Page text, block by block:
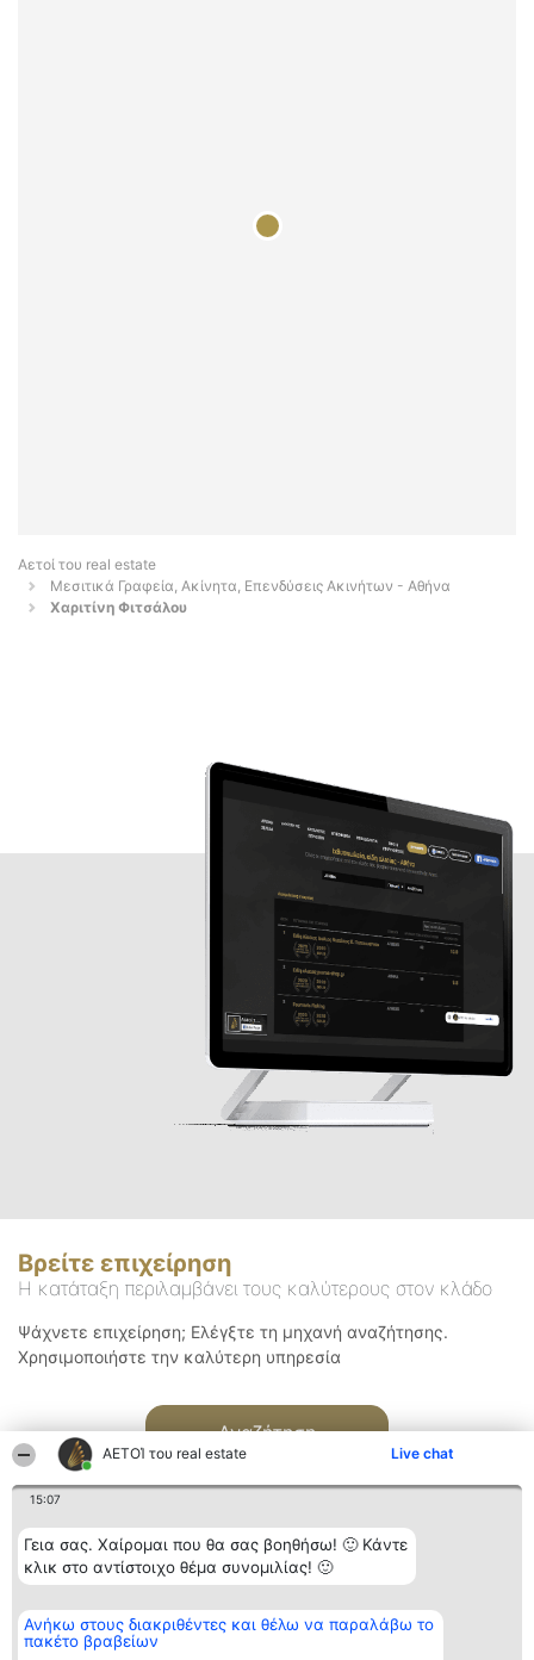
ΑΕΤΟΊ του real estate Live chat
15:07
Γεια σας. Χαίρομαι που θα σας βοηθήσω! 🙂 Κάντε
κλικ στο αντίστοιχο θέμα συνομιλίας! 🙂
Ανήκω στους διακριθέντες και θέλω να παραλάβω το
πακέτο βραβείων
Αετοί του real estate
Μεσιτικά Γραφεία, Ακίνητα, Επενδύσεις Ακινήτων - Αθήνα
Χαριτίνη Φιτσάλου
Βρείτε επιχείρηση
Η κατάταξη περιλαμβάνει τους καλύτερους στον κλάδο
Ψάχνετε επιχείρηση; Ελέγξτε τη μηχανή αναζήτησης.
Χρησιμοποιήστε την καλύτερη υπηρεσία
Αναζήτηση
Διοργανωτής της
κατάταξης
BEAUTIFUL COMPANY
Κατάταξη
Διακριθέντες
Επικοινωνία
Επικοινωνία